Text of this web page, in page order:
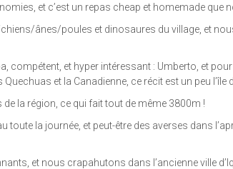
et c’est un repas cheap et homemade que
ânes/poules et dinosaures du village, et
compétent, et hyper intéressant : Umberto, et
et la Canadienne, ce récit est un peu l’île
la région, ce qui fait tout de même 3800m !
toute la journée, et peut-être des averses dans
et nous crapahutons dans l’ancienne ville